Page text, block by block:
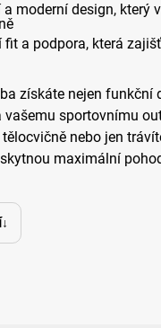
moderní design, který
a podpora, která
získáte nejen funkční
vašemu sportovnímu
nebo jen
maximální